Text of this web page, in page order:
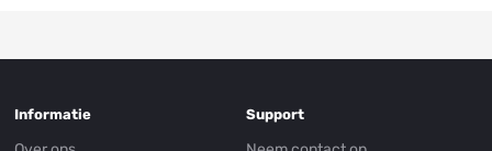
Informatie Support